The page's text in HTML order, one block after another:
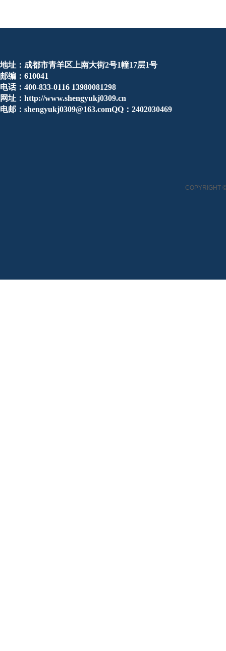
地址：成都市青羊区上南大街2号1幢17层1号
邮编：610041
电话：400-833-0116 13980081298
网址：http://www.shengyukj0309.cn
电邮：shengyukj0309@163.comQQ：2402030469
COPYRIGHT